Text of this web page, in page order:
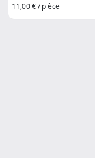
11,00 € / pièce